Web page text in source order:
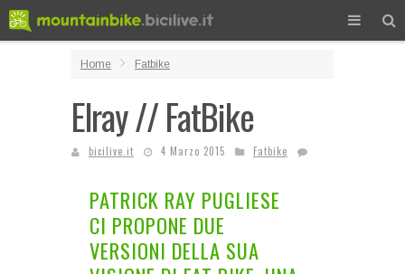
Home Fatbike
Elray // FatBike
bicilive.it 4 Marzo 2015 Fatbike
PATRICK RAY PUGLIESE
CI PROPONE DUE
VERSIONI DELLA SUA